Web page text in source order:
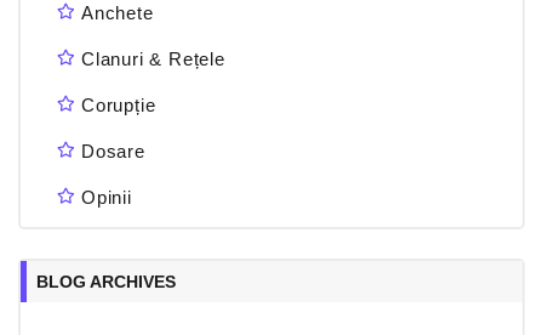
Anchete
Clanuri & Rețele
Corupție
Dosare
Opinii
BLOG ARCHIVES